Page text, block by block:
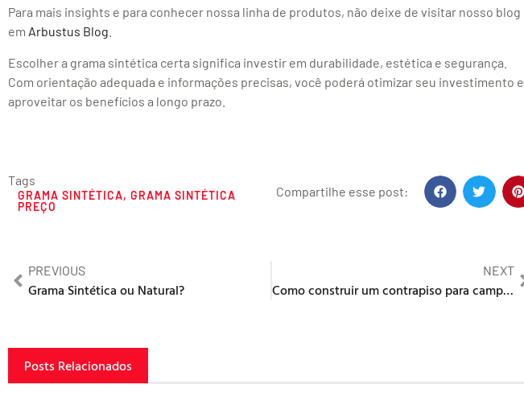
Para mais insights e para conhecer nossa linha de produtos, não deixe de visitar nosso blog
em Arbustus Blog
Escolher a grama sintética certa significa investir em durabilidade, estética e segurança.
Com orientação adequada e informações precisas, você poderá otimizar seu investimento e
aproveitar os benefícios a longo prazo.
Tags
GRAMA SINTÉTICA, GRAMA SINTÉTICA
PREÇO
Compartilhe esse post:
PREVIOUS
Grama Sintética ou Natural?
NEXT
Como construir um contrapiso para campo de futebol em grama sintética: os 4 pontos essenciais
Posts Relacionados